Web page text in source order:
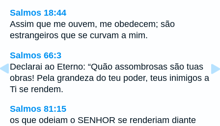
Salmos 18:44
Assim que me ouvem, me obedecem; são
estrangeiros que se curvam a mim.
Salmos 66:3
Declarai ao Eterno: “Quão assombrosas são tuas
obras! Pela grandeza do teu poder, teus inimigos a
Ti se rendem.
Salmos 81:15
os que odeiam o SENHOR se renderiam diante